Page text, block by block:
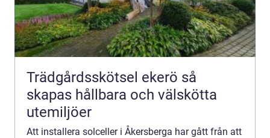
Trädgårdsskötsel ekerö så
skapas hållbara och välskötta
utemiljöer
Att installera solceller i Åkersberga har gått från att